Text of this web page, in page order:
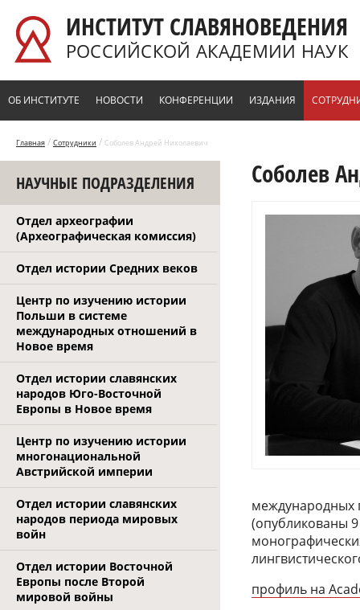
ИНСТИТУТ СЛАВЯНОВЕДЕНИЯ
РОССИЙСКОЙ АКАДЕМИИ НАУК
ОБ ИНСТИТУТЕ НОВОСТИ КОНФЕРЕНЦИИ ИЗДАНИЯ
Главная / Сотрудники / Соболев Андрей Николаевич
НАУЧНЫЕ ПОДРАЗДЕЛЕНИЯ
Отдел археографии
(Археографическая комиссия)
Отдел истории Средних веков
Центр по изучению истории
Польши в системе
международных отношений в
Новое время
Отдел истории славянских
народов Юго-Восточной
Европы в Новое время
Центр по изучению истории
многонациональной
Австрийской империи
Отдел истории славянских
народов периода мировых
войн
Отдел истории Восточной
Европы после Второй
мировой войны
Соболев
международных
(опубликованы
профиль на